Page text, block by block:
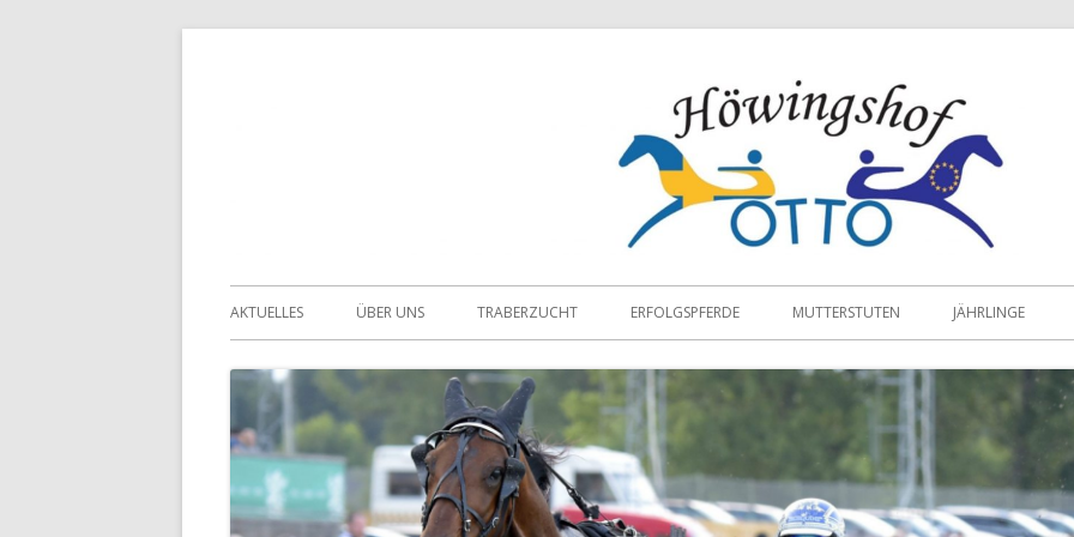
Primäres
Menü
AKTUELLES ÜBER UNS TRABERZUCHT ERFOLGSPFERDE MUTTERSTUTEN JÄHRLINGE